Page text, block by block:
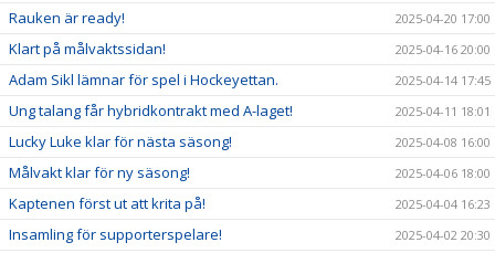
Rauken är ready! 2025-04-20 17:00
Klart på målvaktssidan! 2025-04-16 20:00
Adam Sikl lämnar för spel i Hockeyettan. 2025-04-14 17:45
Ung talang får hybridkontrakt med A-laget! 2025-04-11 18:01
Lucky Luke klar för nästa säsong! 2025-04-08 16:00
Målvakt klar för ny säsong! 2025-04-06 18:00
Kaptenen först ut att krita på! 2025-04-04 16:23
Insamling för supporterspelare! 2025-04-02 20:30